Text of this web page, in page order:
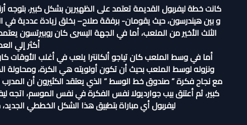
كانت خطة ليفربول القديمة تعتمد على الظهيرين بشكل كبير، بتوجه
و بين هيندرسون، حيث يقومان- برفقة صلاح– بخلق زيادة عددية في
الثلث الأخير من الملعب، أما في الجهة اليسرى كان روبيرتسون
أكثر إلي
أما في وسط الملعب كان تياجو ألكانترا يلعب في أغلب الأوقات
ونزوله لوسط الملعب بحيث أن تكون أولويته هي الكرة،
مع نجاح فكرة ” صندوق خط الوسط ” الذي يعتقد الكثيرون أن المدرب
كبير، ثم أعتنق بيب جوارديولا نفس الفكرة في نفس الموسم، اتجه
ليفربول أي مباراة بتطبيق هذا الشكل الخططي